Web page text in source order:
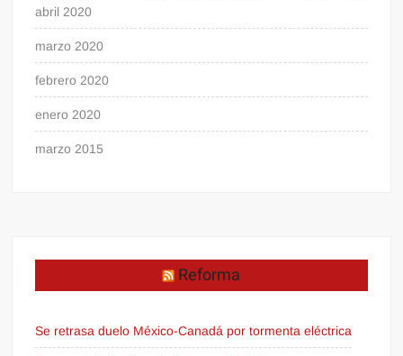
abril 2020
marzo 2020
febrero 2020
enero 2020
marzo 2015
Reforma
Se retrasa duelo México-Canadá por tormenta eléctrica